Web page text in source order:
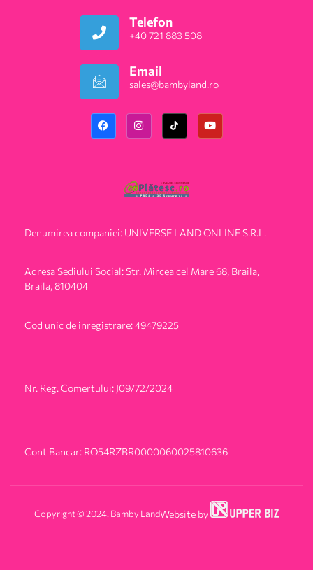
Telefon
+40 721 883 508
Email
sales@bambyland.ro​
Denumirea companiei: UNIVERSE LAND ONLINE S.R.L.
Adresa Sediului Social: Str. Mircea cel Mare 68, Braila,
Braila, 810404
Cod unic de inregistrare: 49479225
Nr. Reg. Comertului: J09/72/2024
Cont Bancar: RO54RZBR0000060025810636
Copyright © 2024. Bamby LandWebsite by